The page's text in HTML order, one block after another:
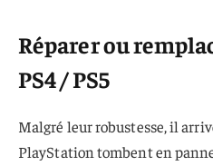
Réparer ou
PS4 / PS5
Malgré leur robustesse, il
PlayStation tombent en